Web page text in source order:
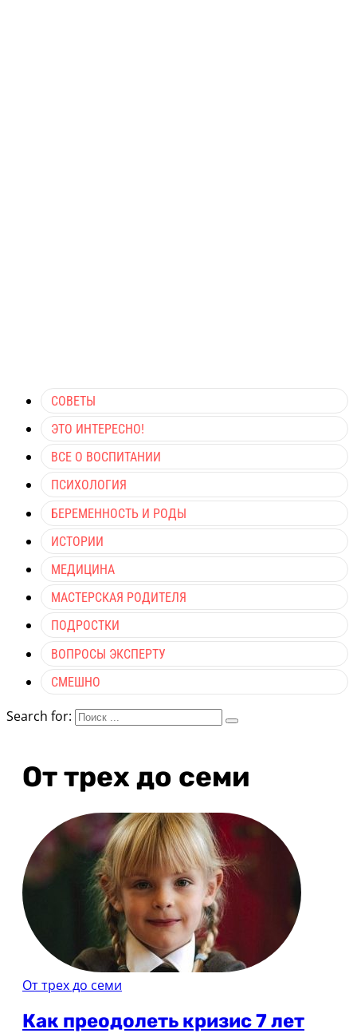
СОВЕТЫ
ЭТО ИНТЕРЕСНО!
ВСЕ О ВОСПИТАНИИ
ПСИХОЛОГИЯ
БЕРЕМЕННОСТЬ И РОДЫ
ИСТОРИИ
МЕДИЦИНА
МАСТЕРСКАЯ РОДИТЕЛЯ
ПОДРОСТКИ
ВОПРОСЫ ЭКСПЕРТУ
СМЕШНО
Search for:
От трех до семи
От трех до семи
Как преодолеть кризис 7 лет